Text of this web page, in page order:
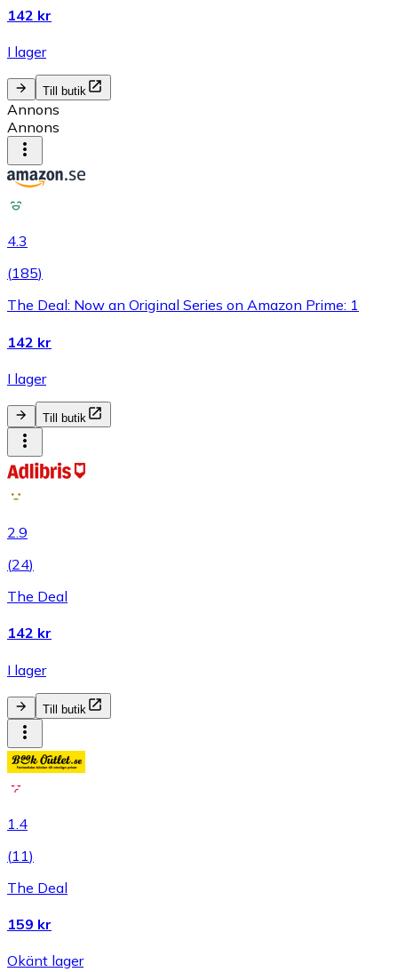
142 kr
I lager
Till butik
Annons
Annons
4.3
(185)
The Deal: Now an Original Series on Amazon Prime: 1
142 kr
I lager
Till butik
2.9
(24)
The Deal
142 kr
I lager
Till butik
1.4
(11)
The Deal
159 kr
Okänt lager